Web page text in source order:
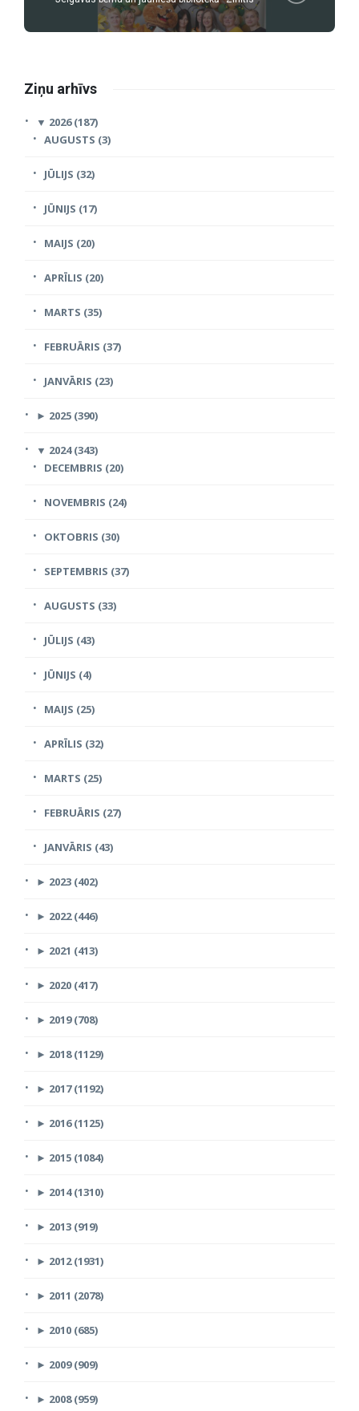
Ziņu arhīvs
▼ 2026 (187)
AUGUSTS (3)
JŪLIJS (32)
JŪNIJS (17)
MAIJS (20)
APRĪLIS (20)
MARTS (35)
FEBRUĀRIS (37)
JANVĀRIS (23)
► 2025 (390)
▼ 2024 (343)
DECEMBRIS (20)
NOVEMBRIS (24)
OKTOBRIS (30)
SEPTEMBRIS (37)
AUGUSTS (33)
JŪLIJS (43)
JŪNIJS (4)
MAIJS (25)
APRĪLIS (32)
MARTS (25)
FEBRUĀRIS (27)
JANVĀRIS (43)
► 2023 (402)
► 2022 (446)
► 2021 (413)
► 2020 (417)
► 2019 (708)
► 2018 (1129)
► 2017 (1192)
► 2016 (1125)
► 2015 (1084)
► 2014 (1310)
► 2013 (919)
► 2012 (1931)
► 2011 (2078)
► 2010 (685)
► 2009 (909)
► 2008 (959)